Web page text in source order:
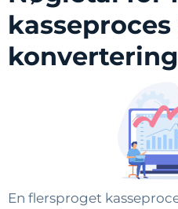
kasseproces
En flersproget